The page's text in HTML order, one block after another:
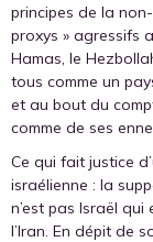
principes de la
proxys » agressifs
Hamas, le
tous comme un
et au bout du
comme de ses
Ce qui fait justice
israélienne : la
n’est pas Israël qui
l’Iran. En dépit de